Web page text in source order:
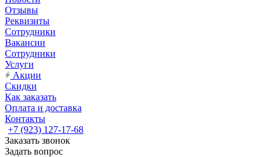
Отзывы
Реквизиты
Сотрудники
Вакансии
Сотрудники
Услуги
Акции
Скидки
Как заказать
Оплата и доставка
Контакты
+7 (923) 127-17-68
Заказать звонок
Задать вопрос